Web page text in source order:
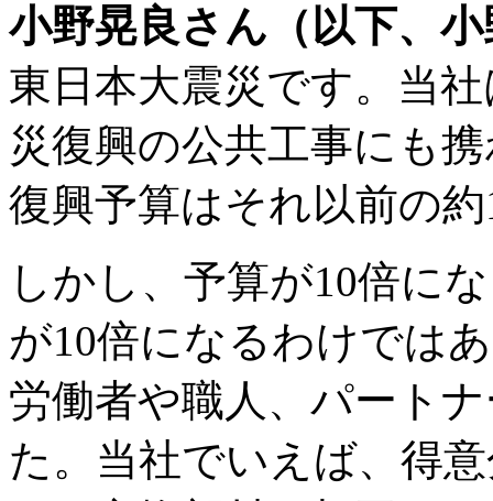
小野晃良さん（以下、
東日本大震災です。当
災復興の公共工事にも
復興予算はそれ以前の
しかし、予算が10倍に
が10倍になるわけでは
労働者や職人、パート
た。当社でいえば、得